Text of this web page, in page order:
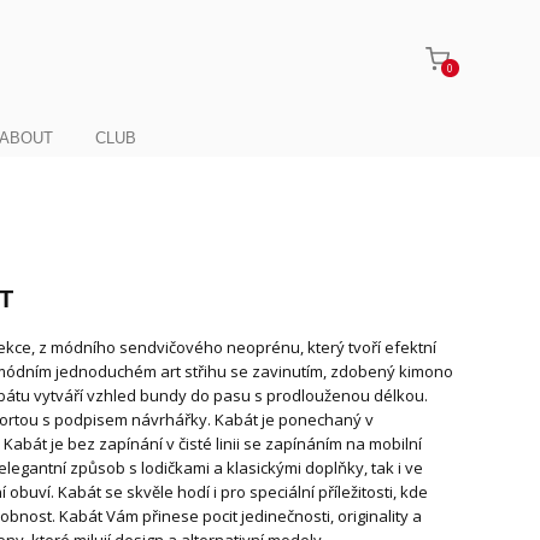
0
ABOUT CLUB
z módního sendvičového neoprénu, který tvoří efektní
jednoduchém art střihu se zavinutím, zdobený kimono
vytváří vzhled bundy do pasu s prodlouženou délkou.
s podpisem návrhářky. Kabát je ponechaný v
je bez zapínání v čisté linii se zapínáním na mobilní
způsob s lodičkami a klasickými doplňky, tak i ve
Kabát se skvěle hodí i pro speciální příležitosti, kde
Kabát Vám přinese pocit jedinečnosti, originality a